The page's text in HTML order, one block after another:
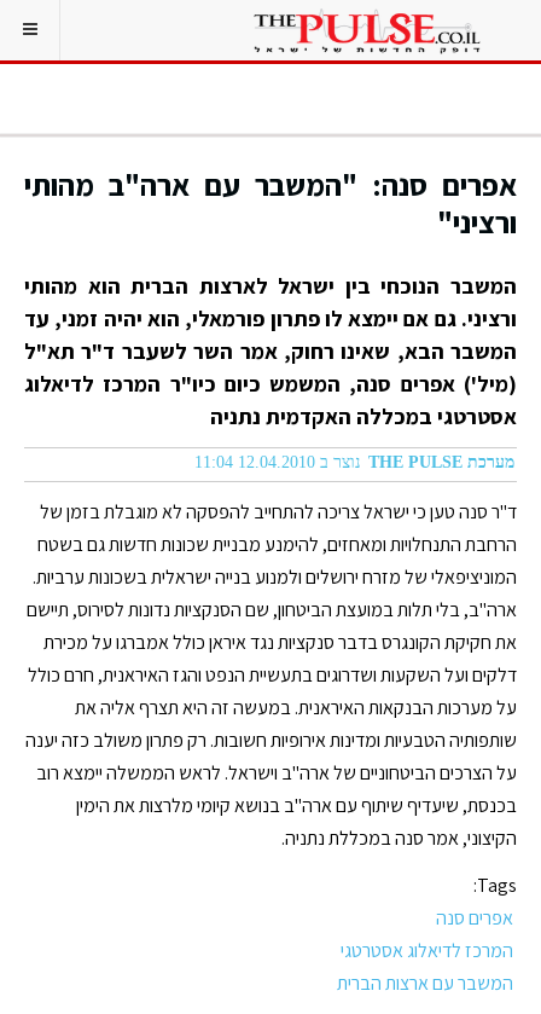
אפרים סנה: "המשבר עם ארה"ב מהותי
ורציני"
המשבר הנוכחי בין ישראל לארצות הברית הוא מהותי
ורציני. גם אם יימצא לו פתרון פורמאלי, הוא יהיה זמני, עד
המשבר הבא, שאינו רחוק, אמר השר לשעבר ד"ר תא"ל
(מיל') אפרים סנה, המשמש כיום כיו"ר המרכז לדיאלוג
אסטרטגי במכללה האקדמית נתניה
מערכת THE PULSE נוצר ב 12.04.2010 11:04
ד"ר סנה טען כי ישראל צריכה להתחייב להפסקה לא מוגבלת בזמן של
הרחבת התנחלויות ומאחזים, להימנע מבניית שכונות חדשות גם בשטח
המוניציפאלי של מזרח ירושלים ולמנוע בנייה ישראלית בשכונות ערביות.
ארה"ב, בלי תלות במועצת הביטחון, שם הסנקציות נדונות לסירוס, תיישם
את חקיקת הקונגרס בדבר סנקציות נגד איראן כולל אמברגו על מכירת
דלקים ועל השקעות ושדרוגים בתעשיית הנפט והגז האיראנית, חרם כולל
על מערכות הבנקאות האיראנית. במעשה זה היא תצרף אליה את
שותפותיה הטבעיות ומדינות אירופיות חשובות. רק פתרון משולב כזה יענה
על הצרכים הביטחוניים של ארה"ב וישראל. לראש הממשלה יימצא רוב
בכנסת, שיעדיף שיתוף עם ארה"ב בנושא קיומי מלרצות את הימין
הקיצוני, אמר סנה במכללת נתניה.
Tags:
אפרים סנה
המרכז לדיאלוג אסטרטגי
המשבר עם ארצות הברית